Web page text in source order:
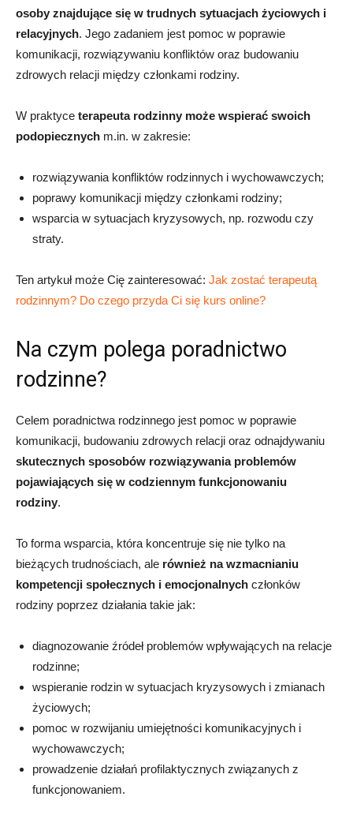
osoby znajdujące się w trudnych sytuacjach życiowych i
relacyjnych. Jego zadaniem jest pomoc w poprawie
komunikacji, rozwiązywaniu konfliktów oraz budowaniu
zdrowych relacji między członkami rodziny.
W praktyce terapeuta rodzinny może wspierać swoich
podopiecznych m.in. w zakresie:
rozwiązywania konfliktów rodzinnych i wychowawczych;
poprawy komunikacji między członkami rodziny;
wsparcia w sytuacjach kryzysowych, np. rozwodu czy
straty.
Ten artykuł może Cię zainteresować: Jak zostać terapeutą
rodzinnym? Do czego przyda Ci się kurs online?
Na czym polega poradnictwo
rodzinne?
Celem poradnictwa rodzinnego jest pomoc w poprawie
komunikacji, budowaniu zdrowych relacji oraz odnajdywaniu
skutecznych sposobów rozwiązywania problemów
pojawiających się w codziennym funkcjonowaniu
rodziny.
To forma wsparcia, która koncentruje się nie tylko na
bieżących trudnościach, ale również na wzmacnianiu
kompetencji społecznych i emocjonalnych członków
rodziny poprzez działania takie jak:
diagnozowanie źródeł problemów wpływających na relacje
rodzinne;
wspieranie rodzin w sytuacjach kryzysowych i zmianach
życiowych;
pomoc w rozwijaniu umiejętności komunikacyjnych i
wychowawczych;
prowadzenie działań profilaktycznych związanych z
funkcjonowaniem.